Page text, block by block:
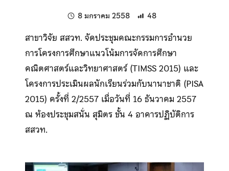
8 มกราคม 2558 แก้ไขล่าสุดเมื่อ:
48
สาขาวิจัย สสวท. จัดประชุมคณะกรรมการอํานวย
การโครงการศึกษาแนวโน้มการจัดการศึกษา
คณิตศาสตร์และวิทยาศาสตร์ (TIMSS 2015) และ
โครงการประเมินผลนักเรียนร่วมกับนานาชาติ (PISA
2015) ครั้งที่ 2/2557 เมื่อวันที่ 16 ธันวาคม 2557
ณ ห้องประชุมสนั่น สุมิตร ชั้น 4 อาคารปฏิบัติการ
สสวท.